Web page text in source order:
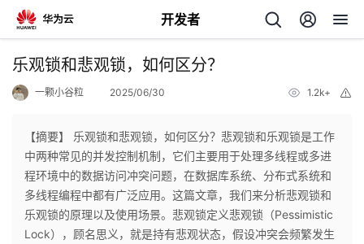
开发者
返
个
人
我
乐观锁和悲观锁，如何区分？
一颗小谷粒 2025/06/30 1.2k+
【摘要】 乐观锁和悲观锁，如何区分？悲观锁和乐观锁是工作
中两种常见的并发控制机制，它们主要用于处理多线程或多进
程环境中的数据访问冲突问题，在数据库系统、分布式系统和
多线程编程中都有广泛应用。这篇文章，我们来分析悲观锁和
乐观锁的原理以及使用场景。悲观锁定义悲观锁（Pessimistic
Lock），顾名思义，就是持有悲观状态，假设冲突会频繁发生